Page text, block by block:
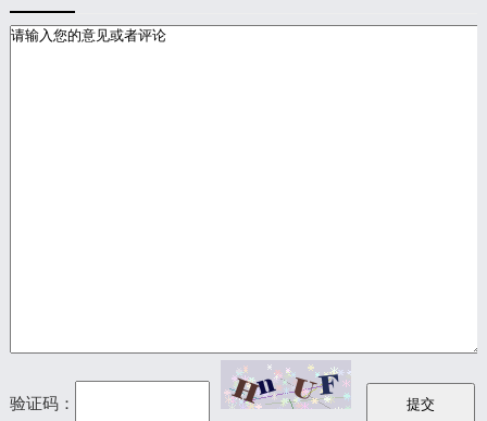
验证码：